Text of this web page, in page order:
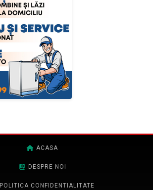
ACASA
DESPRE NOI
POLITICA CONFIDENTIALITATE